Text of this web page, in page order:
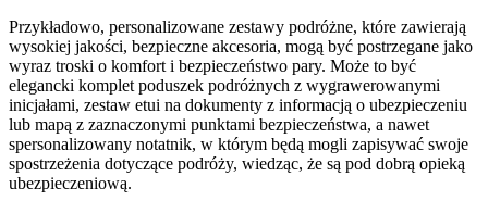
Przykładowo, personalizowane zestawy podróżne, które zawierają
wysokiej jakości, bezpieczne akcesoria, mogą być postrzegane jako
wyraz troski o komfort i bezpieczeństwo pary. Może to być
elegancki komplet poduszek podróżnych z wygrawerowanymi
inicjałami, zestaw etui na dokumenty z informacją o ubezpieczeniu
lub mapą z zaznaczonymi punktami bezpieczeństwa, a nawet
spersonalizowany notatnik, w którym będą mogli zapisywać swoje
spostrzeżenia dotyczące podróży, wiedząc, że są pod dobrą opieką
ubezpieczeniową.